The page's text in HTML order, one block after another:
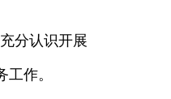
分认识开展
作。